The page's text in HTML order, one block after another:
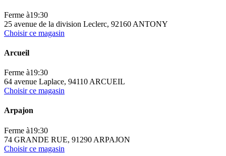
Ferme à19:30
25 avenue de la division Leclerc, 92160 ANTONY
Choisir ce magasin
Arcueil
Ferme à19:30
64 avenue Laplace, 94110 ARCUEIL
Choisir ce magasin
Arpajon
Ferme à19:30
74 GRANDE RUE, 91290 ARPAJON
Choisir ce magasin